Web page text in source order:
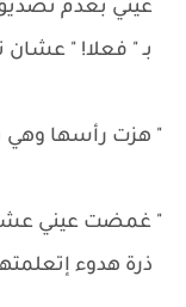
عيني بعدم
بـ " فعلا! "
" هزت رأسها
" غمضت عيني
ذرة هدوء